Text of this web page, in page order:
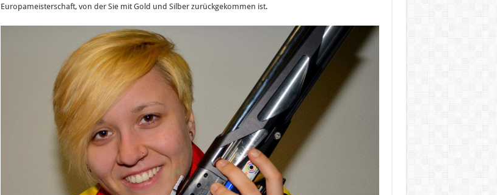
Europameisterschaft, von der Sie mit Gold und Silber zurückgekommen ist.